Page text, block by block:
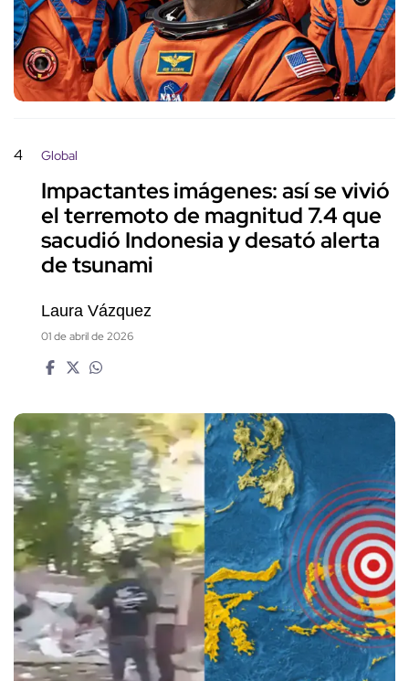
4 Global
Impactantes imágenes: así se vivió
el terremoto de magnitud 7.4 que
sacudió Indonesia y desató alerta
de tsunami
Laura Vázquez
01 de abril de 2026